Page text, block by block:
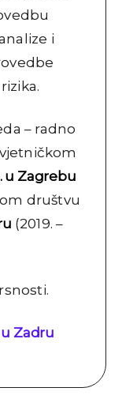
i
– radno
u Zagrebu
društvu
(2019. –
Zadru